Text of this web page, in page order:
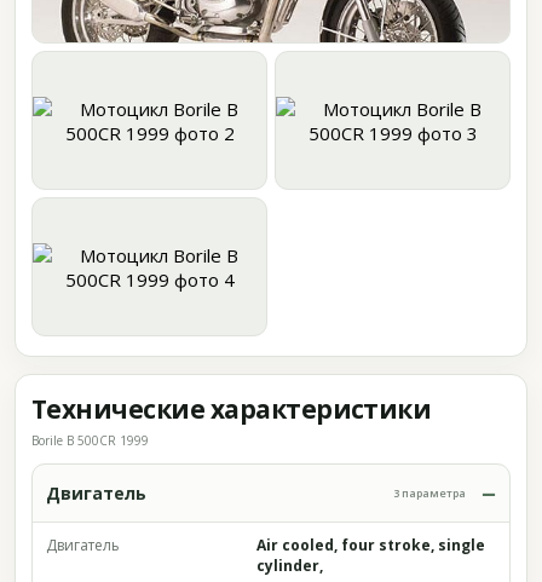
Технические характеристики
Borile B 500CR 1999
Двигатель 3 параметра
Двигатель
Air cooled, four stroke, single
cylinder,